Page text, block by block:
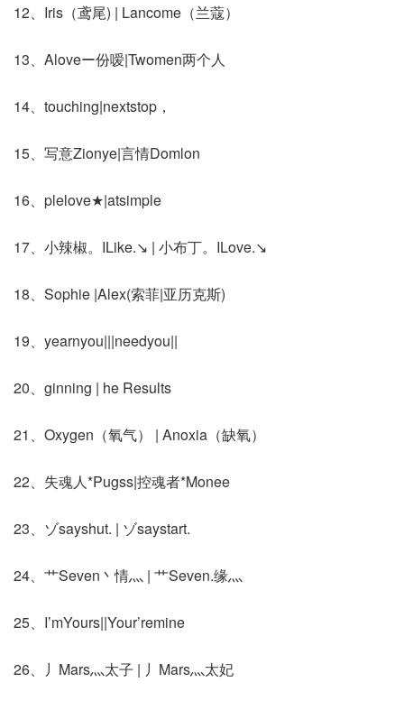
12、Iris（鸢尾) | Lancome（兰蔻）
13、Aloveー份嗳|Twomen两个人
14、touching|nextstop，
15、写意Zionye|言情Domlon
16、plelove★|atsimple
17、小辣椒。ILike.↘ | 小布丁。ILove.↘
18、Sophie |Alex(索菲|亚历克斯)
19、yearnyou|||needyou||
20、ginning | he Results
21、Oxygen（氧气） | Anoxia（缺氧）
22、失魂人*Pugss|控魂者*Monee
23、ゾsayshut. | ゾsaystart.
24、艹Seven丶情灬 | 艹Seven.缘灬
25、I’mYours||Your’remine
26、丿Mars灬太子 | 丿Mars灬太妃